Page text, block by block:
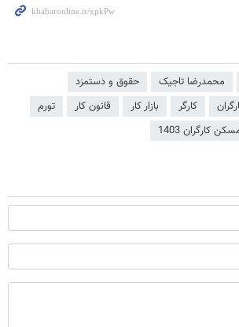
محمدرضا تاجیک
حقوق و دستمزد
کارگر بازار کار قانون کار
تورم
کارگران 1403